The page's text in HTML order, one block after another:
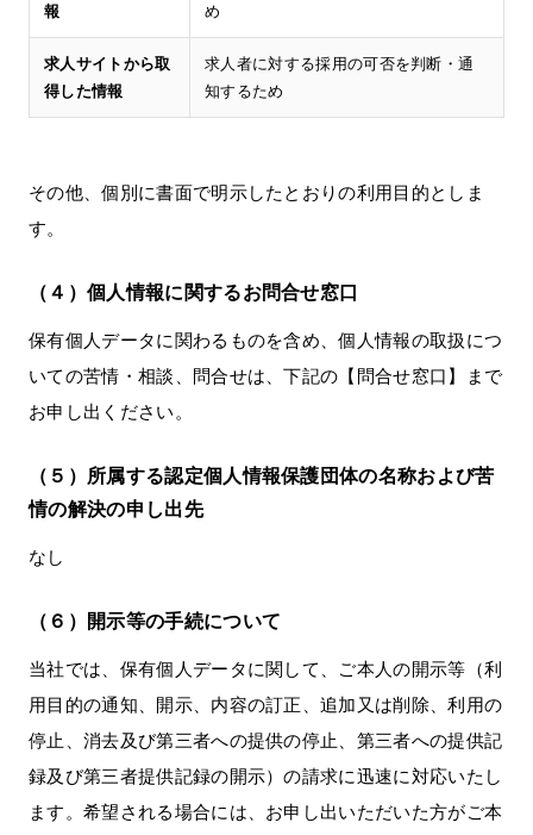
報
め
求人サイトから取
得した情報
求人者に対する採用の可否を判断・通
知するため
その他、個別に書面で明示したとおりの利用目的としま
す。
（４）個人情報に関するお問合せ窓口
保有個人データに関わるものを含め、個人情報の取扱につ
いての苦情・相談、問合せは、下記の【問合せ窓口】まで
お申し出ください。
（５）所属する認定個人情報保護団体の名称および苦
情の解決の申し出先
なし
（６）開示等の手続について
当社では、保有個人データに関して、ご本人の開示等（利
用目的の通知、開示、内容の訂正、追加又は削除、利用の
停止、消去及び第三者への提供の停止、第三者への提供記
録及び第三者提供記録の開示）の請求に迅速に対応いたし
ます。希望される場合には、お申し出いただいた方がご本